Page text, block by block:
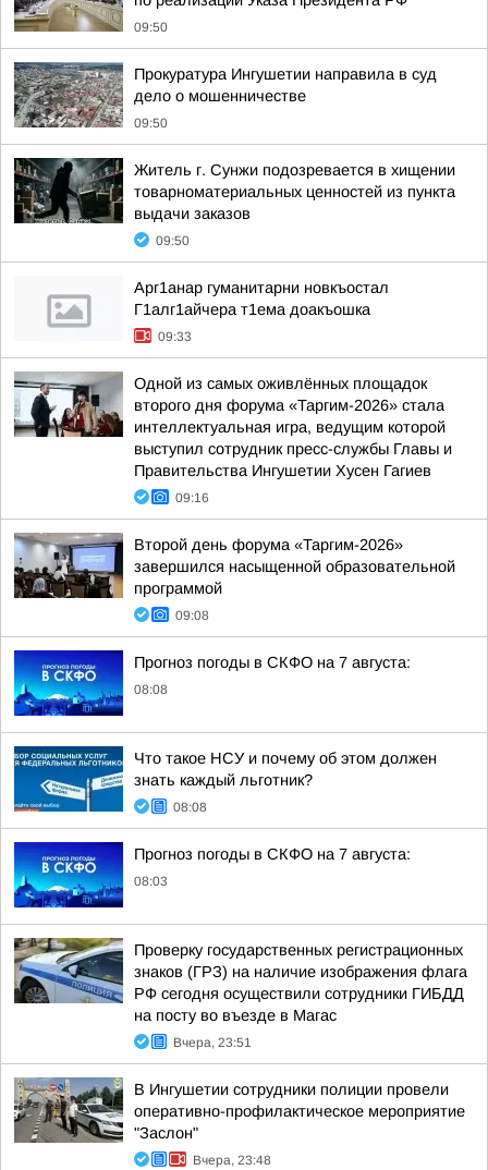
09:50
Прокуратура Ингушетии направила в суд
дело о мошенничестве
09:50
Житель г. Сунжи подозревается в хищении
товарноматериальных ценностей из пункта
выдачи заказов
09:50
Арг1анар гуманитарни новкъостал
Г1алг1айчера т1ема доакъошка
09:33
Одной из самых оживлённых площадок
второго дня форума «Таргим-2026» стала
интеллектуальная игра, ведущим которой
выступил сотрудник пресс-службы Главы и
Правительства Ингушетии Хусен Гагиев
09:16
Второй день форума «Таргим-2026»
завершился насыщенной образовательной
программой
09:08
Прогноз погоды в СКФО на 7 августа:
08:08
Что такое НСУ и почему об этом должен
знать каждый льготник?
08:08
Прогноз погоды в СКФО на 7 августа:
08:03
Проверку государственных регистрационных
знаков (ГРЗ) на наличие изображения флага
РФ сегодня осуществили сотрудники ГИБДД
на посту во въезде в Магас
Вчера, 23:51
В Ингушетии сотрудники полиции провели
оперативно-профилактическое мероприятие
"Заслон"
Вчера, 23:48